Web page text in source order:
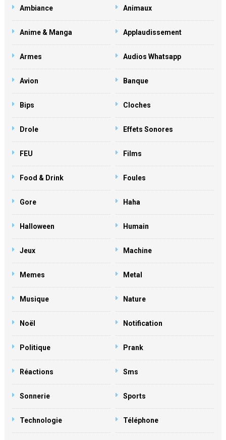
Ambiance Animaux
Anime & Manga Applaudissement
Armes Audios Whatsapp
Avion Banque
Bips Cloches
Drole Effets Sonores
FEU Films
Food & Drink Foules
Gore Haha
Halloween Humain
Jeux Machine
Memes Metal
Musique Nature
Noël Notification
Politique Prank
Réactions Sms
Sonnerie Sports
Technologie Téléphone